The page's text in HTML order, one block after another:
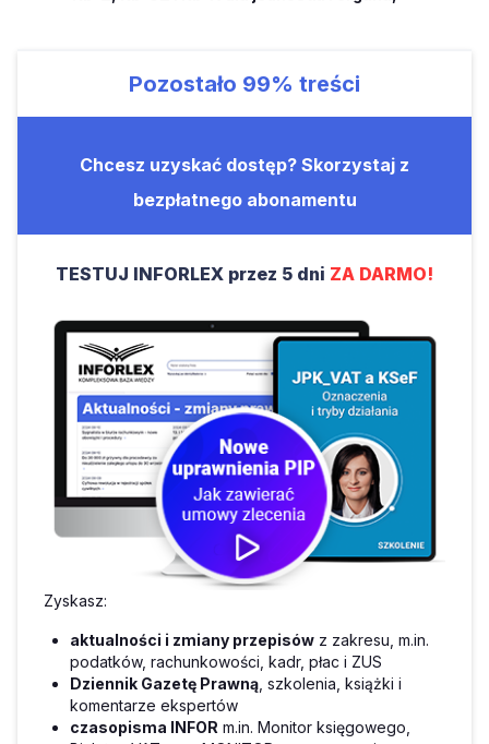
Pozostało 99% treści
Chcesz uzyskać dostęp? Skorzystaj z
bezpłatnego abonamentu
TESTUJ INFORLEX przez 5 dni ZA DARMO!
Zyskasz:
aktualności i zmiany przepisów z zakresu, m.in.
podatków, rachunkowości, kadr, płac i ZUS
Dziennik Gazetę Prawną , szkolenia, książki i
komentarze ekspertów
czasopisma INFOR m.in. Monitor księgowego,